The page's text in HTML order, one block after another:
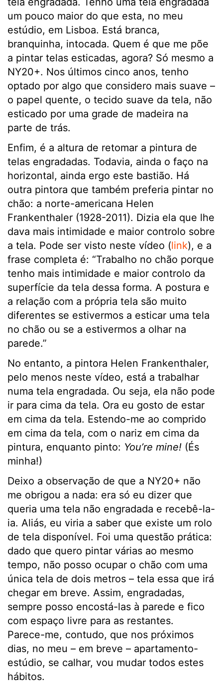
um pouco maior do que esta, no meu
estúdio, em Lisboa. Está branca,
branquinha, intocada. Quem é que me põe
a pintar telas esticadas, agora? Só mesmo a
NY20+. Nos últimos cinco anos, tenho
optado por algo que considero mais suave –
o papel quente, o tecido suave da tela, não
esticado por uma grade de madeira na
parte de trás.
Enfim, é a altura de retomar a pintura de
telas engradadas. Todavia, ainda o faço na
horizontal, ainda ergo este bastião. Há
outra pintora que também preferia pintar no
chão: a norte-americana Helen
Frankenthaler (1928-2011). Dizia ela que lhe
dava mais intimidade e maior controlo sobre
a tela. Pode ser visto neste vídeo (link), e a
frase completa é: “Trabalho no chão porque
tenho mais intimidade e maior controlo da
superfície da tela dessa forma. A postura e
a relação com a própria tela são muito
diferentes se estivermos a esticar uma tela
no chão ou se a estivermos a olhar na
parede.”
No entanto, a pintora Helen Frankenthaler,
pelo menos neste vídeo, está a trabalhar
numa tela engradada. Ou seja, ela não pode
ir para cima da tela. Ora eu gosto de estar
em cima da tela. Estendo-me ao comprido
em cima da tela, com o nariz em cima da
pintura, enquanto pinto: You’re mine! (És
minha!)
Deixo a observação de que a NY20+ não
me obrigou a nada: era só eu dizer que
queria uma tela não engradada e recebê-la-
ia. Aliás, eu viria a saber que existe um rolo
de tela disponível. Foi uma questão prática:
dado que quero pintar várias ao mesmo
tempo, não posso ocupar o chão com uma
única tela de dois metros – tela essa que irá
chegar em breve. Assim, engradadas,
sempre posso encostá-las à parede e fico
com espaço livre para as restantes.
Parece-me, contudo, que nos próximos
dias, no meu – em breve – apartamento-
estúdio, se calhar, vou mudar todos estes
hábitos.